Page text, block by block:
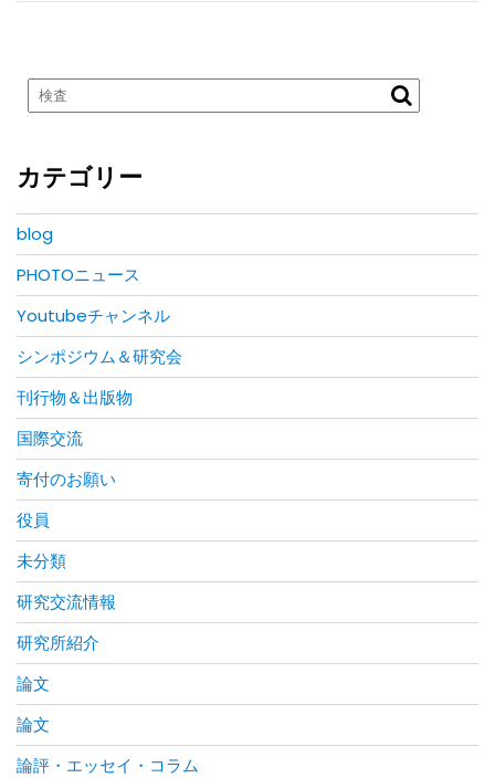
カテゴリー
blog
PHOTOニュース
Youtubeチャンネル
シンポジウム＆研究会
刊行物＆出版物
国際交流
寄付のお願い
役員
未分類
研究交流情報
研究所紹介
論文
論文
論評・エッセイ・コラム